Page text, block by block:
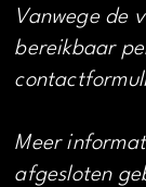
Vanwege de
bereikbaar
Meer
afgesloten